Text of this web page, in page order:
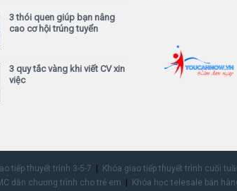
3 thói quen giúp bạn nâng
cao cơ hội trúng tuyển
3 quy tắc vàng khi viết CV xin
việc
tiếp thuyết trình 3-5-7 Khóa giao tiếp thuyết trình cuối
dẫn chương trình cho trẻ em
Khóa học telesale bán